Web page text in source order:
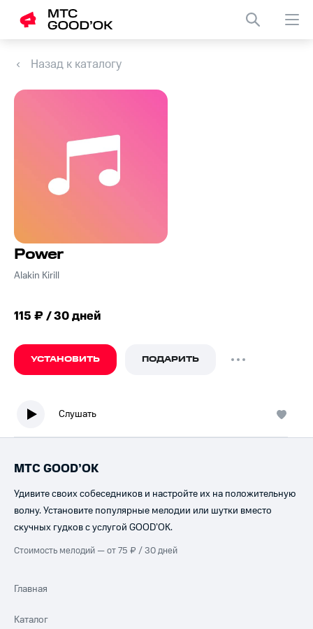
Назад к каталогу
Power
Alakin Kirill
115 ₽ / 30 дней
УСТАНОВИТЬ ПОДАРИТЬ
Слушать
МТС GOOD’OK
Удивите своих собеседников и настройте их на положительную
волну. Установите популярные мелодии или шутки вместо
скучных гудков с услугой GOOD’OK.
Стоимость мелодий — от 75 ₽ / 30 дней
Главная
Каталог